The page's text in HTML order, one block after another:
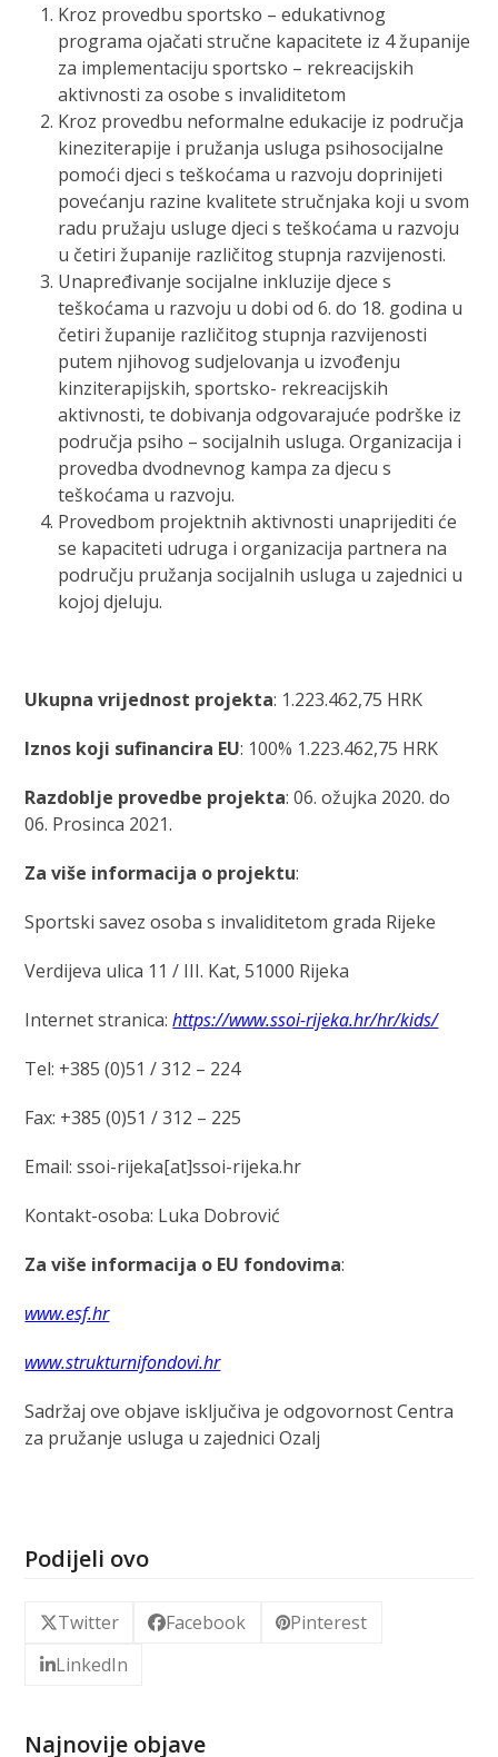
Kroz provedbu sportsko – edukativnog
programa ojačati stručne kapacitete iz 4 županije
za implementaciju sportsko – rekreacijskih
aktivnosti za osobe s invaliditetom
Kroz provedbu neformalne edukacije iz područja
kineziterapije i pružanja usluga psihosocijalne
pomoći djeci s teškoćama u razvoju doprinijeti
povećanju razine kvalitete stručnjaka koji u svom
radu pružaju usluge djeci s teškoćama u razvoju
u četiri županije različitog stupnja razvijenosti.
Unapređivanje socijalne inkluzije djece s
teškoćama u razvoju u dobi od 6. do 18. godina u
četiri županije različitog stupnja razvijenosti
putem njihovog sudjelovanja u izvođenju
kinziterapijskih, sportsko- rekreacijskih
aktivnosti, te dobivanja odgovarajuće podrške iz
područja psiho – socijalnih usluga. Organizacija i
provedba dvodnevnog kampa za djecu s
teškoćama u razvoju.
Provedbom projektnih aktivnosti unaprijediti će
se kapaciteti udruga i organizacija partnera na
području pružanja socijalnih usluga u zajednici u
kojoj djeluju.
Ukupna vrijednost projekta: 1.223.462,75 HRK
Iznos koji sufinancira EU: 100% 1.223.462,75 HRK
Razdoblje provedbe projekta: 06. ožujka 2020. do
06. Prosinca 2021.
Za više informacija o projektu:
Sportski savez osoba s invaliditetom grada Rijeke
Verdijeva ulica 11 / III. Kat, 51000 Rijeka
Internet stranica:https://www.ssoi-rijeka.hr/hr/kids/
Tel: +385 (0)51 / 312 – 224
Fax: +385 (0)51 / 312 – 225
Email: ssoi-rijeka[at]ssoi-rijeka.hr
Kontakt-osoba: Luka Dobrović
Za više informacija o EU fondovima:
www.esf.hr
www.strukturnifondovi.hr
Sadržaj ove objave isključiva je odgovornost Centra
za pružanje usluga u zajednici Ozalj
Podijeli ovo
Twitter Facebook
Pinterest
LinkedIn
Najnovije objave